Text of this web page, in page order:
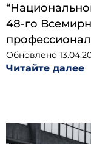
48-го
Обновлено
Читайте далее